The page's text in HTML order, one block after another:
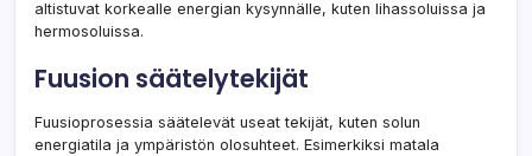
altistuvat korkealle energian kysynnälle, kuten lihassoluissa ja
hermosoluissa.
Fuusion säätelytekijät
Fuusioprosessia säätelevät useat tekijät, kuten solun
energiatila ja ympäristön olosuhteet. Esimerkiksi matala